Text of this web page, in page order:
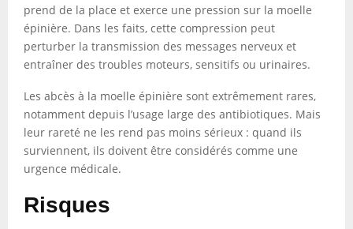
prend de la place et exerce une pression sur la moelle
épinière. Dans les faits, cette compression peut
perturber la transmission des messages nerveux et
entraîner des troubles moteurs, sensitifs ou urinaires.
Les abcès à la moelle épinière sont extrêmement rares,
notamment depuis l’usage large des antibiotiques. Mais
leur rareté ne les rend pas moins sérieux : quand ils
surviennent, ils doivent être considérés comme une
urgence médicale.
Risques